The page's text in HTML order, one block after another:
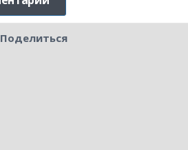
Поделиться